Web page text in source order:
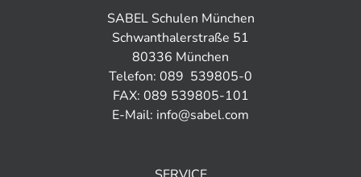
SABEL Schulen München
Schwanthalerstraße 51
80336 München
Telefon: 089 539805-0
FAX: 089 539805-101
E-Mail: info@sabel.com